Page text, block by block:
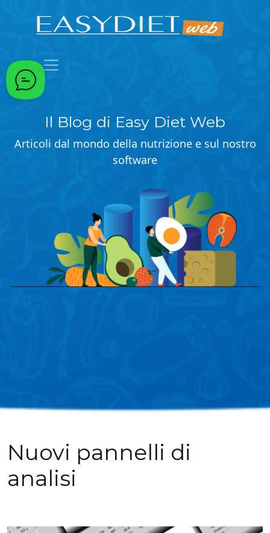
Il Blog di Easy Diet Web
Articoli dal mondo della nutrizione e sul nostro
software
Nuovi pannelli di
analisi